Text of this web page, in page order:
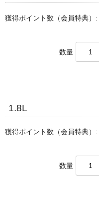
獲得ポイント数（会員特典）:
数量
1.8L
獲得ポイント数（会員特典）:
数量